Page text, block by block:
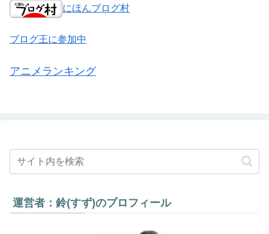
にほんブログ村
ブログ王に参加中
アニメランキング
運営者：鈴(すず)のプロフィール